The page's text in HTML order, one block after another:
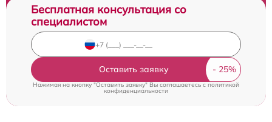
Бесплатная консультация со
специалистом
Оставить заявку
Нажимая на кнопку "Оставить заявку" Вы соглашаетесь c политикой
конфиденциальности